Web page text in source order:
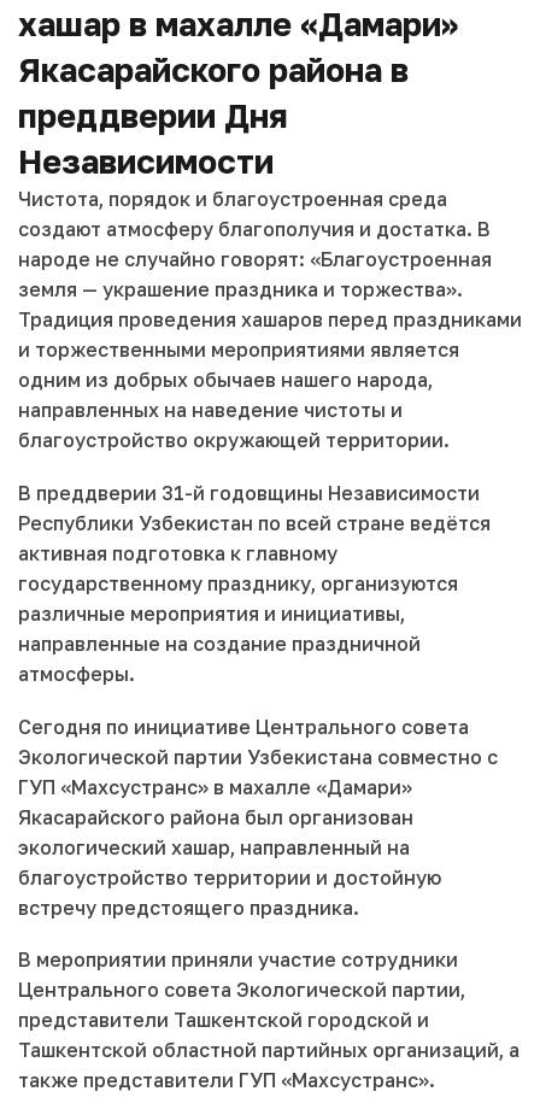
хашар в махалле «Дамариқ»
Якасарайского района в
преддверии Дня
Независимости
Чистота, порядок и благоустроенная среда
создают атмосферу благополучия и достатка. В
народе не случайно говорят: «Благоустроенная
земля — украшение праздника и торжества».
Традиция проведения хашаров перед праздниками
и торжественными мероприятиями является
одним из добрых обычаев нашего народа,
направленных на наведение чистоты и
благоустройство окружающей территории.
В преддверии 31-й годовщины Независимости
Республики Узбекистан по всей стране ведётся
активная подготовка к главному
государственному празднику, организуются
различные мероприятия и инициативы,
направленные на создание праздничной
атмосферы.
Сегодня по инициативе Центрального совета
Экологической партии Узбекистана совместно с
ГУП «Махсустранс» в махалле «Дамариқ»
Якасарайского района был организован
экологический хашар, направленный на
благоустройство территории и достойную
встречу предстоящего праздника.
В мероприятии приняли участие сотрудники
Центрального совета Экологической партии,
представители Ташкентской городской и
Ташкентской областной партийных организаций, а
также представители ГУП «Махсустранс».